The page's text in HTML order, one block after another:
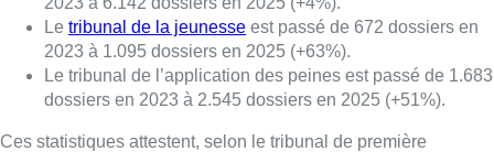
Le tribunal de la jeunesse est passé de 672 dossiers en
2023 à 1.095 dossiers en 2025 (+63%).
Le tribunal de l’application des peines est passé de 1.683
dossiers en 2023 à 2.545 dossiers en 2025 (+51%).
Ces statistiques attestent, selon le tribunal de première